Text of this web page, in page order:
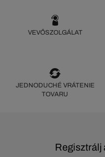
VEVŐSZOLGÁLAT
JEDNODUCHÉ VRÁTENIE
TOVARU
Regisztrálj